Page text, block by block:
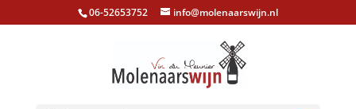
06-52653752 info@molenaarswijn.nl